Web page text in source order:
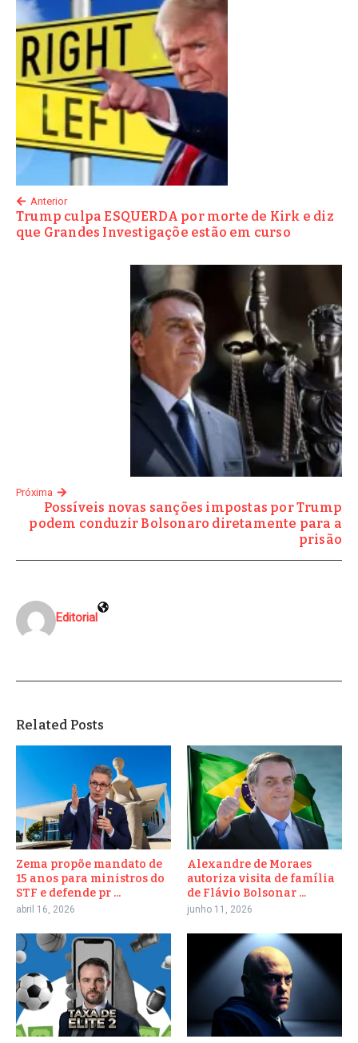
Anterior
Trump culpa ESQUERDA por morte de Kirk e diz
que Grandes Investigaçõe estão em curso
Próxima
Possíveis novas sanções impostas por Trump
podem conduzir Bolsonaro diretamente para a
prisão
Editorial
Related Posts
Zema propõe mandato de
15 anos para ministros do
STF e defende pr ...
abril 16, 2026
Alexandre de Moraes
autoriza visita de família
de Flávio Bolsonar ...
junho 11, 2026